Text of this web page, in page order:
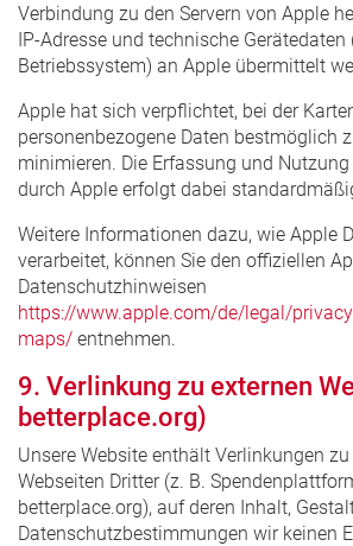
Verbindung zu den Servern von Apple
IP-Adresse und technische
Betriebssystem) an Apple übermittelt
Apple hat sich verpflichtet, bei der
personenbezogene Daten bestmöglich
minimieren. Die Erfassung und
durch Apple erfolgt dabei
Weitere Informationen dazu, wie Apple
verarbeitet, können Sie den offiziellen
Datenschutzhinweisen
https://www.apple.com/de/legal/
maps/ entnehmen.
9. Verlinkung zu externen
betterplace.org)
Unsere Website enthält Verlinkungen zu
Webseiten Dritter (z. B.
betterplace.org), auf deren Inhalt,
Datenschutzbestimmungen wir keinen